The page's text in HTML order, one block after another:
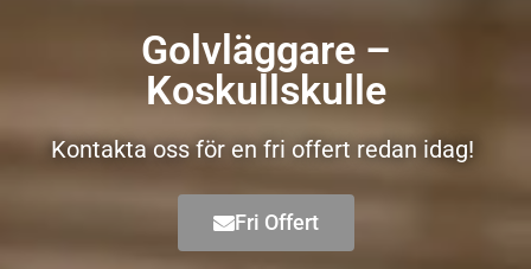
Golvläggare –
Koskullskulle
Kontakta oss för en fri offert redan idag!
Fri Offert